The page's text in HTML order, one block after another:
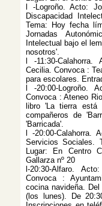
l -Logroño. Acto:
Discapacidad
Tema: Hoy fecha
Jornadas
Intelectual bajo el
nosotros'.
l -11:30-
Cecilia. Convoca :
para escolares.
l -20:00-Logroño.
Convoca : Ateneo
libro 'La tierra
compañeros de
'Barricada'.
l -20:00-Calahorra.
Servicios Sociales.
Lugar: En Centro
Gallarza nº 20
l-20:30-Alfaro.
Convoca :
cocina navideña.
(los lunes). De